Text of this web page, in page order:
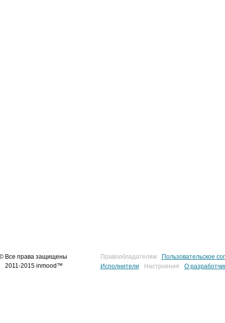
Все права защищены
2011-2015 inmood™
Правообладателям
Пользовательское
Исполнители
Настроения О